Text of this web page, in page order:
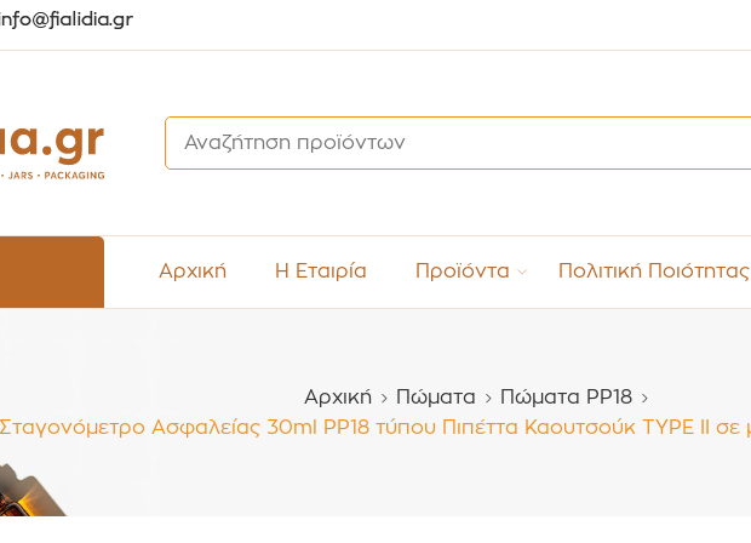
Αρχική Η Εταιρία Προϊόντα Πολιτική Ποιότητας
Αρχική Πώματα
Πώματα PP18
Ασφαλείας 30ml PP18 τύπου Πιπέττα Καουτσούκ TYPE II